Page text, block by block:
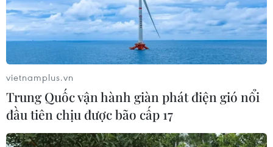
Theo dõi VietnamPlus
vietnamplus.vn
Trung Quốc vận hành giàn phát điện gió nổi
đầu tiên chịu được bão cấp 17